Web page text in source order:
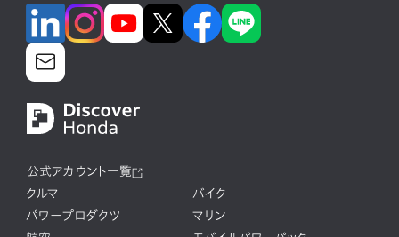
公式アカウント一覧
クルマ
バイク
パワープロダクツ
マリン